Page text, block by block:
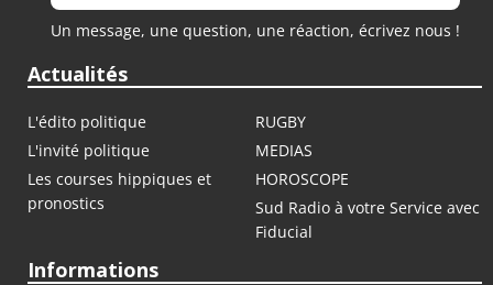
Un message, une question, une réaction, écrivez nous !
Actualités
L'édito politique
RUGBY
L'invité politique
MEDIAS
Les courses hippiques et
pronostics
HOROSCOPE
Sud Radio à votre Service avec
Fiducial
Informations